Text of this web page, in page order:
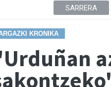
SARRERA
KRONIKA